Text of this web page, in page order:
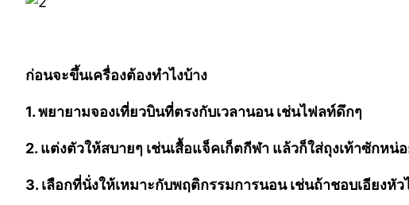
ก่อนจะขึ้นเครื่องต้องทำไงบ้าง
1. พยายามจองเที่ยวบินที่ตรงกับเวลานอน เช่นไฟลท์ดึกๆ
2. แต่งตัวให้สบายๆ เช่นเสื้อแจ็คเก็ตกีฬา แล้วก็ใส่ถุงเท้าซักหน่
3. เลือกที่นั่งให้เหมาะกับพฤติกรรมการนอน เช่นถ้าชอบเอียง